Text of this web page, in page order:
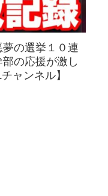
夢の選挙１０連
の応援が激し
ャンネル】